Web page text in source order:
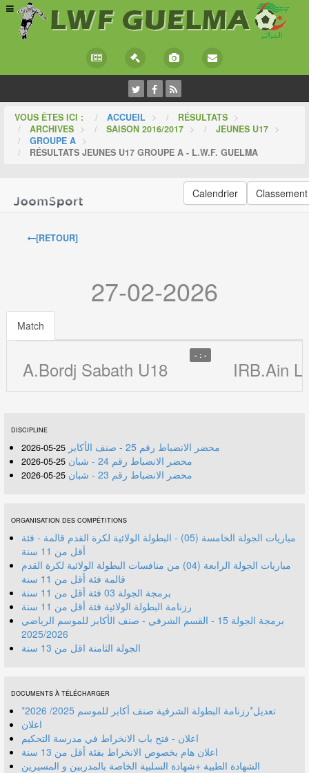
VOUS ÊTES ICI : ACCUEIL > RÉSULTATS >
ARCHIVES > SAISON 2016/2017 > JEUNES U17 >
GROUPE A >
RÉSULTATS JEUNES U17 GROUPE A - L.W.F. GUELMA
Calendrier Classement
[RETOUR]
27-02-2026
Match
A.Bordj Sabath U18
- : -
IRB.Ain
DISCIPLINE
محضر الانضباط رقم 25 - صنف الأكابر 25-05-2026
محضر الانضباط رقم 24 - شبان 25-05-2026
محضر الانضباط رقم 23 - شبان 25-05-2026
ORGANISATION DES COMPÉTITIONS
مباريات الجولة الخامسة (05) - البطولة الولائية لكرة القدم قالمة - فئة
أقل من 11 سنة
مباريات الجولة الرابعة (04) من منافسات البطولة الولائية لكرة القدم
قالمة فئة أقل من 11 سنة
برمجة الجولة 03 فئة أقل من 11 سنة
رزنامة البطولة الولائية فئة أقل من 11 سنة
برمجة الجولة 15 - القسم الشرفي - صنف الأكابر للموسم الرياضي
2025/2026
الجولة الثامنة اقل من 13 سنة
DOCUMENTS À TÉLÉCHARGER
*تعديل*رزنامة البطولة الشرفية صنف أكابر للموسم 2025/ 2026
اعلان
اعلان - فتح باب الانخراط في مدرسة التحكيم
اعلان هام بخصوص الانخراط بفئة أقل من 13 سنة
الشهادة الطبية +شهادة السلبية الخاصة بالمدربين و المسيرين